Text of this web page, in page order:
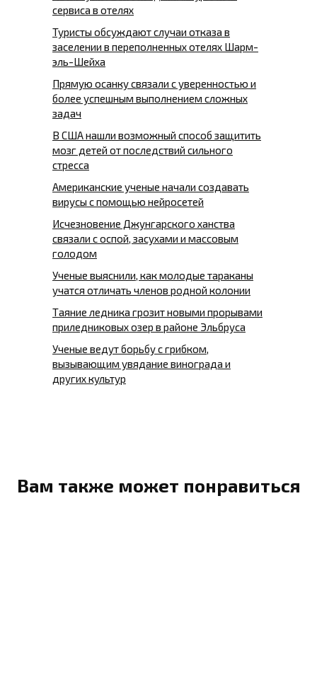
сервиса в отелях
Туристы обсуждают случаи отказа в
заселении в переполненных отелях Шарм-
эль-Шейха
Прямую осанку связали с уверенностью и
более успешным выполнением сложных
задач
В США нашли возможный способ защитить
мозг детей от последствий сильного
стресса
Американские ученые начали создавать
вирусы с помощью нейросетей
Исчезновение Джунгарского ханства
связали с оспой, засухами и массовым
голодом
Ученые выяснили, как молодые тараканы
учатся отличать членов родной колонии
Таяние ледника грозит новыми прорывами
приледниковых озер в районе Эльбруса
Ученые ведут борьбу с грибком,
вызывающим увядание винограда и
других культур
Вам также может понравиться